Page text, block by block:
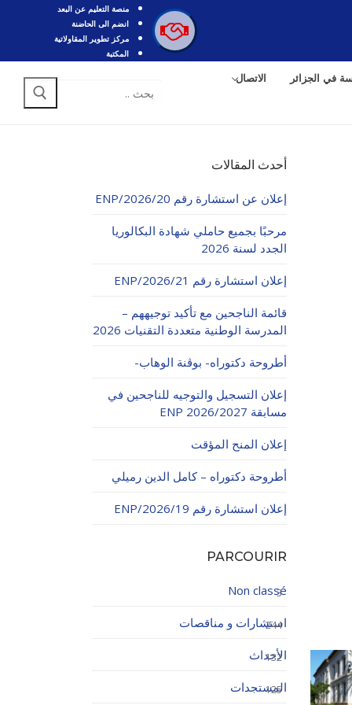
منصة التعليم عن البعد
انضم الى الحاضنة
مركز تطوير المقاولاتية
المكتبة
في الجزائر الاتصال
أحدث المقالات
إعلان عن استشارة رقم 20/ENP/2026
مرحبًا بجميع حاملي شهادة البكالوريا
الجدد لسنة 2026
إعلان استشارة رقم 21/ENP/2026
قائمة الناجحين مع تأكيد توجيههم –
المدرسة الوطنية متعددة التقنيات 2026
أطروحة دكتوراه- بوڨنة الوهاب-
إعلان التسجيل والتوجيه للناجحين في
مسابقة ENP 2026/2027
إعلان المنح المؤقت
أطروحة دكتوراه – كامل الدين رميلي
إعلان استشارة رقم 19/ENP/2026
PARCOURIR
Non classé
3
استشارات و مناقصات
244
الأحداث
132
المستجدات
125